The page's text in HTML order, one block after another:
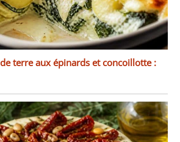
terre aux épinards et concoillotte :